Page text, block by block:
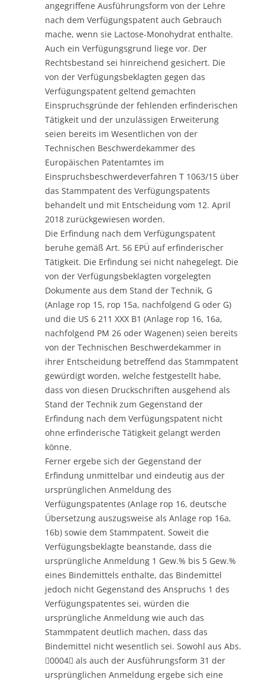
angegriffene Ausführungsform von der Lehre
nach dem Verfügungspatent auch Gebrauch
mache, wenn sie Lactose-Monohydrat enthalte.
Auch ein Verfügungsgrund liege vor. Der
Rechtsbestand sei hinreichend gesichert. Die
von der Verfügungsbeklagten gegen das
Verfügungspatent geltend gemachten
Einspruchsgründe der fehlenden erfinderischen
Tätigkeit und der unzulässigen Erweiterung
seien bereits im Wesentlichen von der
Technischen Beschwerdekammer des
Europäischen Patentamtes im
Einspruchsbeschwerdeverfahren T 1063/15 über
das Stammpatent des Verfügungspatents
behandelt und mit Entscheidung vom 12. April
2018 zurückgewiesen worden.
Die Erfindung nach dem Verfügungspatent
beruhe gemäß Art. 56 EPÜ auf erfinderischer
Tätigkeit. Die Erfindung sei nicht nahegelegt. Die
von der Verfügungsbeklagten vorgelegten
Dokumente aus dem Stand der Technik, G
(Anlage rop 15, rop 15a, nachfolgend G oder G)
und die US 6 211 XXX B1 (Anlage rop 16, 16a,
nachfolgend PM 26 oder Wagenen) seien bereits
von der Technischen Beschwerdekammer in
ihrer Entscheidung betreffend das Stammpatent
gewürdigt worden, welche festgestellt habe,
dass von diesen Druckschriften ausgehend als
Stand der Technik zum Gegenstand der
Erfindung nach dem Verfügungspatent nicht
ohne erfinderische Tätigkeit gelangt werden
könne.
Ferner ergebe sich der Gegenstand der
Erfindung unmittelbar und eindeutig aus der
ursprünglichen Anmeldung des
Verfügungspatentes (Anlage rop 16, deutsche
Übersetzung auszugsweise als Anlage rop 16a,
16b) sowie dem Stammpatent. Soweit die
Verfügungsbeklagte beanstande, dass die
ursprüngliche Anmeldung 1 Gew.% bis 5 Gew.%
eines Bindemittels enthalte, das Bindemittel
jedoch nicht Gegenstand des Anspruchs 1 des
Verfügungspatentes sei, würden die
ursprüngliche Anmeldung wie auch das
Stammpatent deutlich machen, dass das
Bindemittel nicht wesentlich sei. Sowohl aus Abs.
0004 als auch der Ausführungsform 31 der
ursprünglichen Anmeldung ergebe sich eine